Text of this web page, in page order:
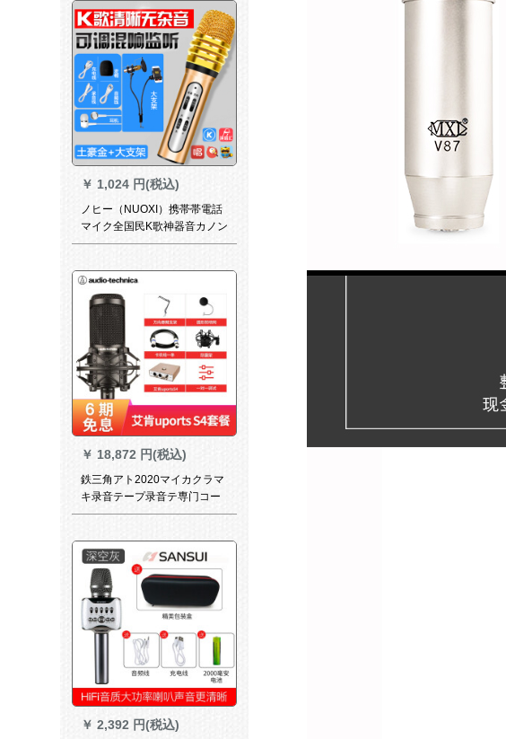
￥ 1,024 円(税込)
ノヒー（NUOXI）携帯帯電話
マイク全国民K歌神器音カノン
ドキャクター・パッシタ付の
クビデオアウトレット
￥ 18,872 円(税込)
鉄三角アト2020マイカクラマ
キ录音テープ录音テ専门コー
スコースコースコースコース
ム生放送専门用セトレイ
￥ 2,392 円(税込)